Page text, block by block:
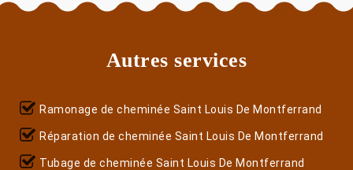
Autres services
Ramonage de cheminée Saint Louis De Montferrand
Réparation de cheminée Saint Louis De Montferrand
Tubage de cheminée Saint Louis De Montferrand